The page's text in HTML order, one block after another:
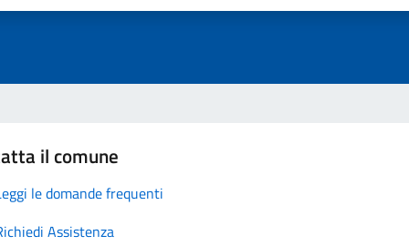
il comune
le domande frequenti
Assistenza